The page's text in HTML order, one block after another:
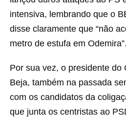
intensiva, lembrando que o
disse claramente que “não
metro de estufa em Odemira”.
Por sua vez, o presidente do
Beja, também na passada
com os candidatos da
que junta os centristas ao